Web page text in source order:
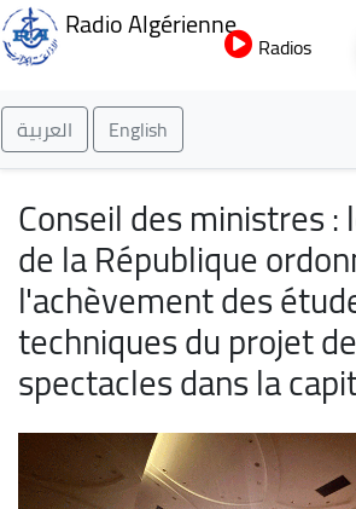
au
Radio Algérienne
Radios
العربية English
Conseil des ministres
de la République
l'achèvement des
techniques du projet
spectacles dans la